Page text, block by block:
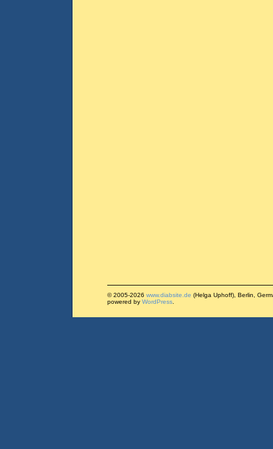
© 2005-2026 www.diabsite.de (Helga Uphoff), Berlin,
powered by WordPress.